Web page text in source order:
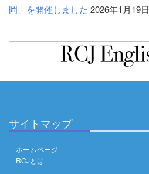
岡」を開催しました 2026年1月19日
サイトマップ
ホームページ
RCJとは